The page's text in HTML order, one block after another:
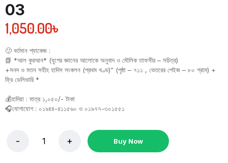
03
1,050.00৳
🙂 বর্তমান প্যাকেজ :
📗 *আল কুরআন* (যুগের জ্ঞানের আলোকে অনুবাদ ও মৌলিক তাফসীর – সচিত্র)
+সনদ ও মতন সহীহ হাদিস সংকলন (প্রথম খণ্ড)” (পৃষ্ঠা – ৭১১ , ভেতরের পেইজ – ৮০ গ্রাম) +
ফ্রি ডেলিভারি *
💰হাদিয়া : মাত্র ১,০৫০/- টাকা
🎧যোগাযোগ : ০১৯৪৪-৪১১৫৬০ ও ০১৯৭৭-৩০১৫৫১
Buy Now